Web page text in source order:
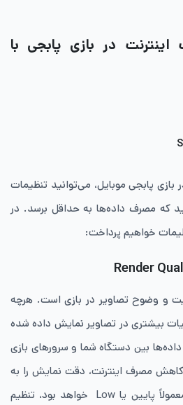
در بازی پابجی با
پابجی موبایل، می‌توانید تنظیمات
که مصرف داده‌ها به حداقل برسد. در
خواهیم پرداخت:
و وضوح تصاویر در بازی است. هرچه
بیشتری در تصاویر نمایش داده شده
بین دستگاه شما و سرورهای بازی
مصرف اینترنت، دقت نمایش را به
پایین‌ترین سطح ممکن که معمولاً پایین یا Low خواهد بود، تنظیم